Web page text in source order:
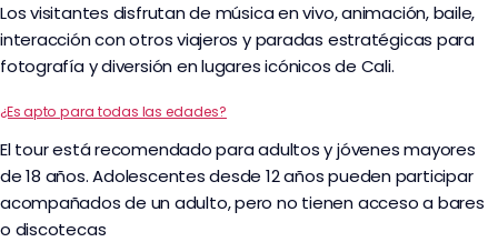
Los visitantes disfrutan de música en vivo, animación, baile,
interacción con otros viajeros y paradas estratégicas para
fotografía y diversión en lugares icónicos de Cali.
¿Es apto para todas las edades?
El tour está recomendado para adultos y jóvenes mayores
de 18 años. Adolescentes desde 12 años pueden participar
acompañados de un adulto, pero no tienen acceso a bares
o discotecas